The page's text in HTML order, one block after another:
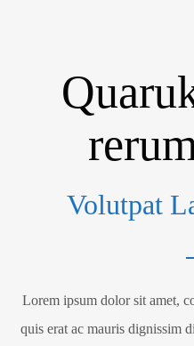
Volutpat
Lorem ipsum dolor sit amet,
quis erat ac mauris dignissim